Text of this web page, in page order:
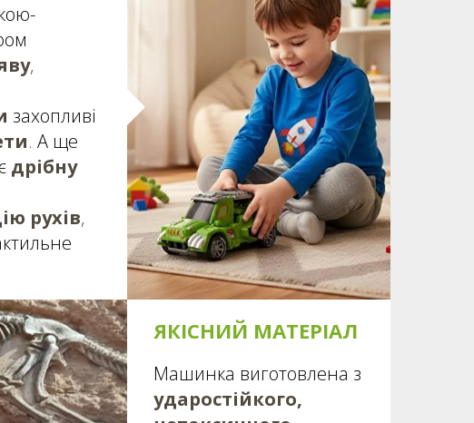
,
захопливі
. А ще
дрібну
рухів,
ЯКІСНИЙ МАТЕРІАЛ
Машинка виготовлена з
ударостійкого,